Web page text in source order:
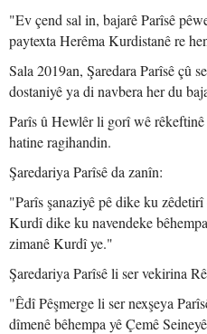
"Ev çend sal in, bajarê Parîsê
paytexta Herêma Kurdistanê re
Sala 2019an, Şaredara Parîsê çû
dostaniyê ya di navbera her du
Parîs û Hewlêr li gorî wê
hatine ragihandin.
Şaredariya Parîsê da zanîn:
"Parîs şanaziyê pê dike ku
Kurdî dike ku navendeke
zimanê Kurdî ye."
Şaredariya Parîsê li ser vekirina
"Êdî Pêşmerge li ser nexşeya
dîmenê bêhempa yê Çemê